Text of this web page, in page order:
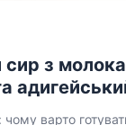
з
варто